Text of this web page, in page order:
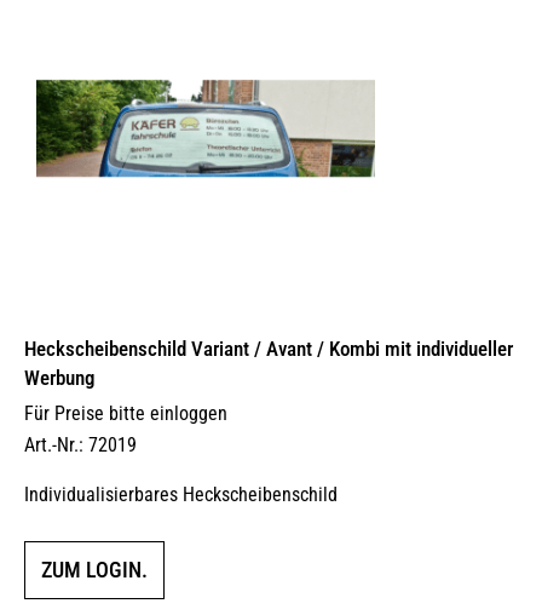
Heckscheibenschild Variant / Avant / Kombi mit individueller
Werbung
Für Preise bitte einloggen
Art.-Nr.: 72019
Individualisierbares Heckscheibenschild
ZUM LOGIN.